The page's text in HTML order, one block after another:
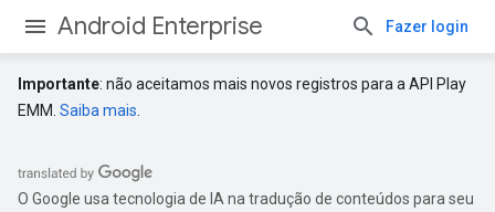
Android Enterprise Fazer login
Importante: não aceitamos mais novos registros para a API Play
EMM. Saiba mais
O Google usa tecnologia de IA na tradução de conteúdos para seu